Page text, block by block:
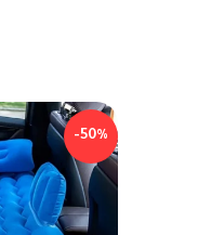
-50%